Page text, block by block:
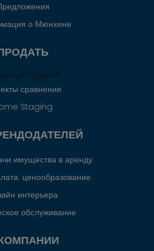
о Мюнхене
продажи
сравнения
Staging
имущества в аренду
ценообразование
интерьера
обслуживание